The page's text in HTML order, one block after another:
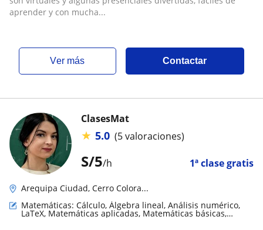
aprender y con mucha...
ver más Contactar
S/5/h 1ª clase gratis
ClasesMat
★ 5.0 (5 valoraciones)
Arequipa Ciudad, Cerro Colora...
Matemáticas: Cálculo, Álgebra lineal, Análisis numérico,
LaTeX, Matemáticas aplicadas, Matemáticas básicas,
Geometría, Trigonometría, Teoría de números,